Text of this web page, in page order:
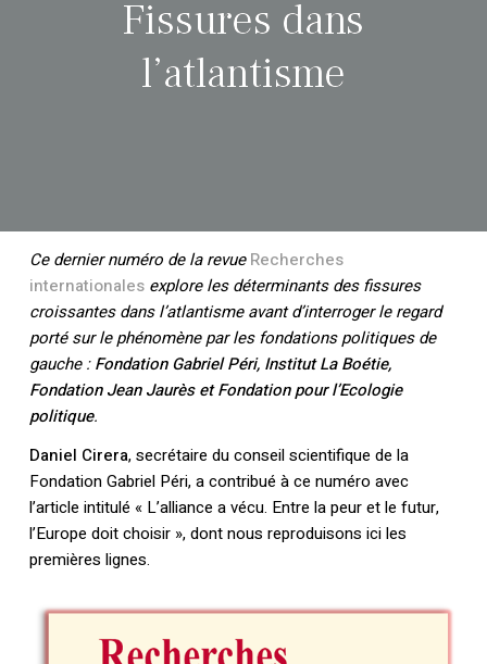
Fissures dans
l’atlantisme
Ce dernier numéro de la revueRecherches
internationalesexplore les déterminants des fissures
croissantes dans l’atlantisme avant d’interroger le regard
porté sur le phénomène par les fondations politiques de
gauche :Fondation Gabriel Péri, Institut La Boétie,
Fondation Jean Jaurès et Fondation pour l’Ecologie
politique.
Daniel Cirera, secrétaire du conseil scientifique de la
Fondation Gabriel Péri, a contribué à ce numéro avec
l’article intitulé « L’alliance a vécu. Entre la peur et le futur,
l’Europe doit choisir », dont nous reproduisons ici les
premières lignes.